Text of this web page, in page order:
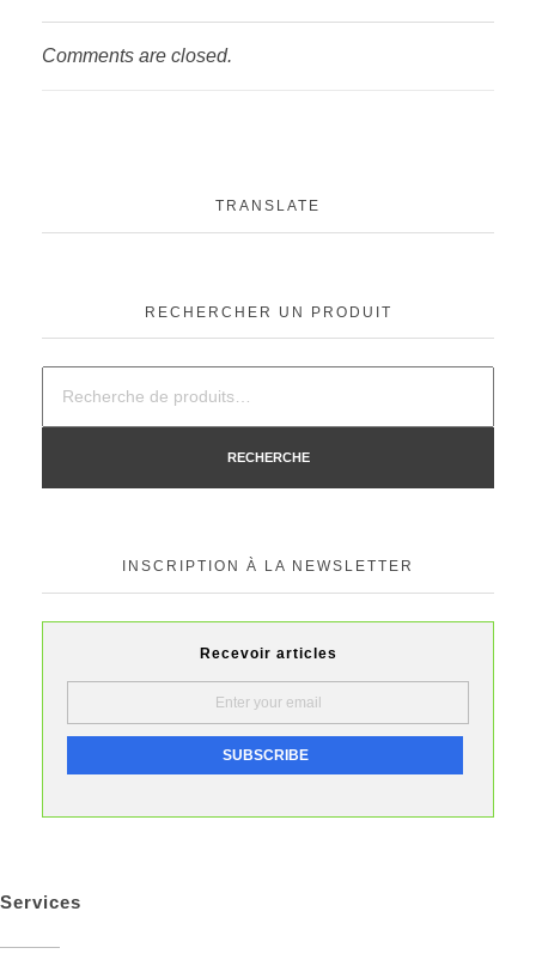
Comments are closed.
TRANSLATE
RECHERCHER UN PRODUIT
RECHERCHE
INSCRIPTION À LA NEWSLETTER
Recevoir articles
Services